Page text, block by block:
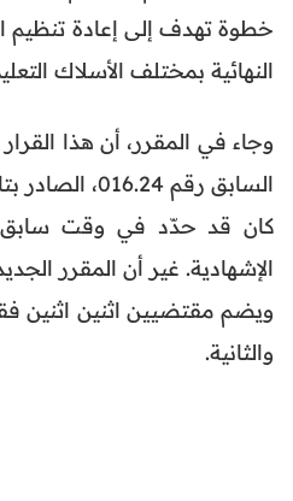
خطوة تهدف إلى إعادة تنظيم
النهائية بمختلف الأسلاك
وجاء في المقرر، أن هذا
كان قد حدّد في وقت سابق
الإشهادية. غير أن المقرر
ويضم مقتضيين اثنين اثنين
والثانية.